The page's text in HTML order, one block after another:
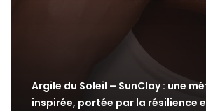
Argile du Soleil – SunClay : une
inspirée, portée par la résilience